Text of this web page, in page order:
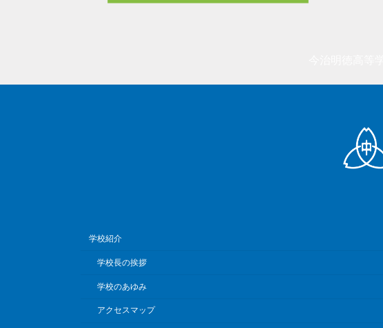
学校紹介
学校長の挨拶
学校のあゆみ
アクセスマップ